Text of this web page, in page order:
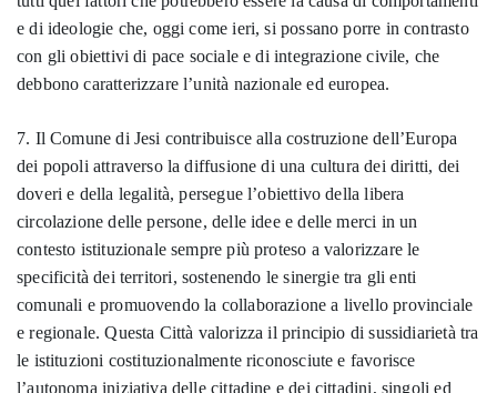
e di ideologie che, oggi come ieri, si possano porre in contrasto
con gli obiettivi di pace sociale e di integrazione civile, che
debbono caratterizzare l’unità nazionale ed europea.
7. Il Comune di Jesi contribuisce alla costruzione dell’Europa
dei popoli attraverso la diffusione di una cultura dei diritti, dei
doveri e della legalità, persegue l’obiettivo della libera
circolazione delle persone, delle idee e delle merci in un
contesto istituzionale sempre più proteso a valorizzare le
specificità dei territori, sostenendo le sinergie tra gli enti
comunali e promuovendo la collaborazione a livello provinciale
e regionale. Questa Città valorizza il principio di sussidiarietà tra
le istituzioni costituzionalmente riconosciute e favorisce
l’autonoma iniziativa delle cittadine e dei cittadini, singoli ed